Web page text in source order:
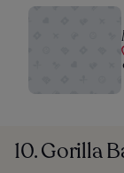
10. Gorilla